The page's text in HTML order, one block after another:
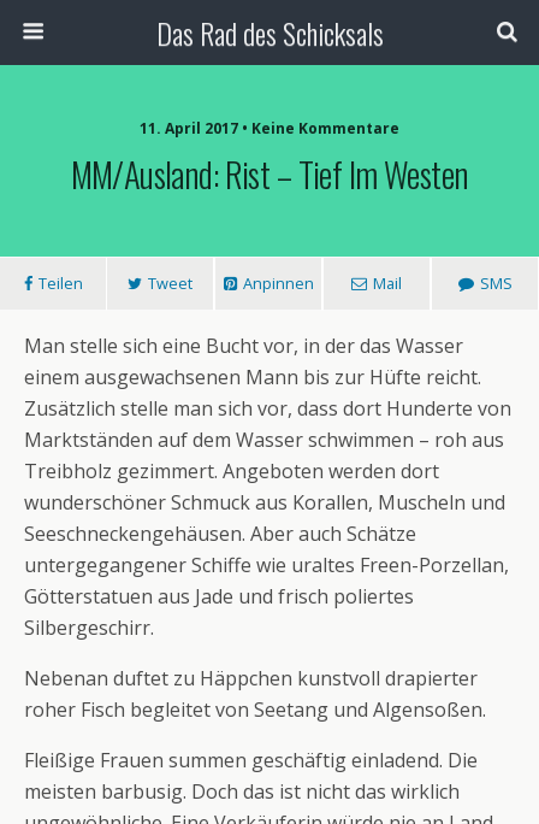
Das Rad des Schicksals
11. April 2017 • Keine Kommentare
MM/Ausland: Rist – Tief Im Westen
Teilen Tweet Anpinnen Mail SMS
Man stelle sich eine Bucht vor, in der das Wasser
einem ausgewachsenen Mann bis zur Hüfte reicht.
Zusätzlich stelle man sich vor, dass dort Hunderte von
Marktständen auf dem Wasser schwimmen – roh aus
Treibholz gezimmert. Angeboten werden dort
wunderschöner Schmuck aus Korallen, Muscheln und
Seeschneckengehäusen. Aber auch Schätze
untergegangener Schiffe wie uraltes Freen-Porzellan,
Götterstatuen aus Jade und frisch poliertes
Silbergeschirr.
Nebenan duftet zu Häppchen kunstvoll drapierter
roher Fisch begleitet von Seetang und Algensoßen.
Fleißige Frauen summen geschäftig einladend. Die
meisten barbusig. Doch das ist nicht das wirklich